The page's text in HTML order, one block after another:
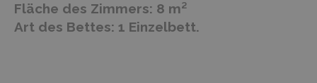
Fläche des Zimmers: 8 m²
Art des Bettes: 1 Einzelbett.